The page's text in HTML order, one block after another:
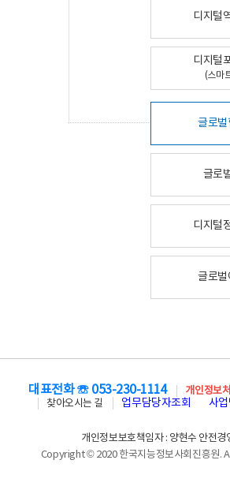
디지털
디지털
(스마
글로
글로
디지털
글로벌
대표전화 ☏ 053-230-1114 개인정보
찾아오시는 길
업무담당자조회 사
개인정보보호책임자 : 양현수 안전경
Copyright © 2020 한국지능정보사회진흥원.